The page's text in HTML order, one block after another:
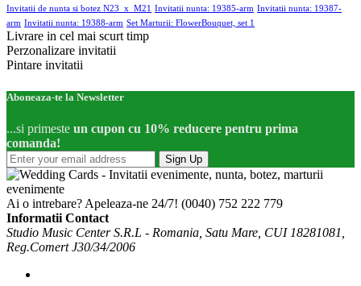
Invitatii de nunta si botez N23_x_M21 Invitatii nunta: 19385-arm Invitatii nunta: 19387-
arm Invitatii nunta: 19388-arm Set Marturii: FlowerBouquet, set 1
Livrare in cel mai scurt timp
Perzonalizare invitatii
Pintare invitatii
Aboneaza-te la Newsletter
...si primeste un cupon cu 10% reducere pentru prima
comanda!
Sign Up
Ai o intrebare? Apeleaza-ne 24/7! (0040) 752 222 779
Informatii Contact
Studio Music Center S.R.L - Romania, Satu Mare, CUI 18281081,
Reg.Comert J30/34/2006